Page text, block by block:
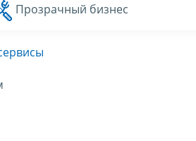
Прозрачный бизнес